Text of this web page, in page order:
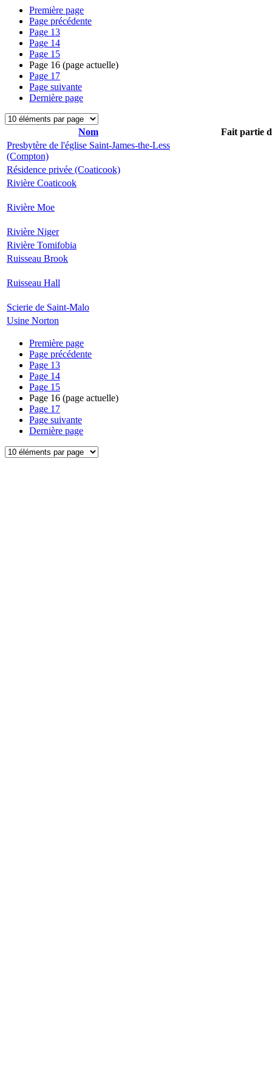
Première page
Page précédente
Page 13
Page 14
Page 15
Page 16 (page actuelle)
Page 17
Page suivante
Dernière page
Nom
Fait partie
Presbytère de l'église Saint-James-the-Less
(Compton)
Résidence privée (Coaticook)
Rivière Coaticook
Rivière Moe
Rivière Niger
Rivière Tomifobia
Ruisseau Brook
Ruisseau Hall
Scierie de Saint-Malo
Usine Norton
Première page
Page précédente
Page 13
Page 14
Page 15
Page 16 (page actuelle)
Page 17
Page suivante
Dernière page